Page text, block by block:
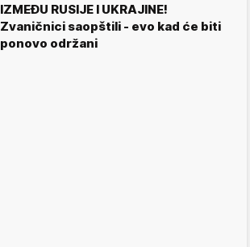
IZMEĐU RUSIJE I UKRAJINE!
Zvaničnici saopštili - evo kad će biti
ponovo održani